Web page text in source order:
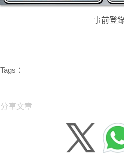
事前登
Tags：
分享文章